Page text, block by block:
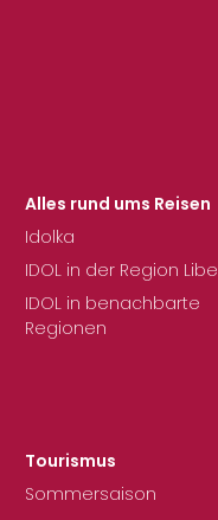
Alles rund ums Reisen
Idolka
IDOL in der Region
IDOL in benachbarte
Regionen
Tourismus
Sommersaison